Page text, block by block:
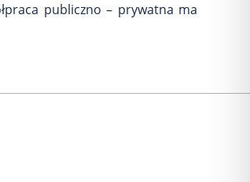
publiczno – prywatna ma